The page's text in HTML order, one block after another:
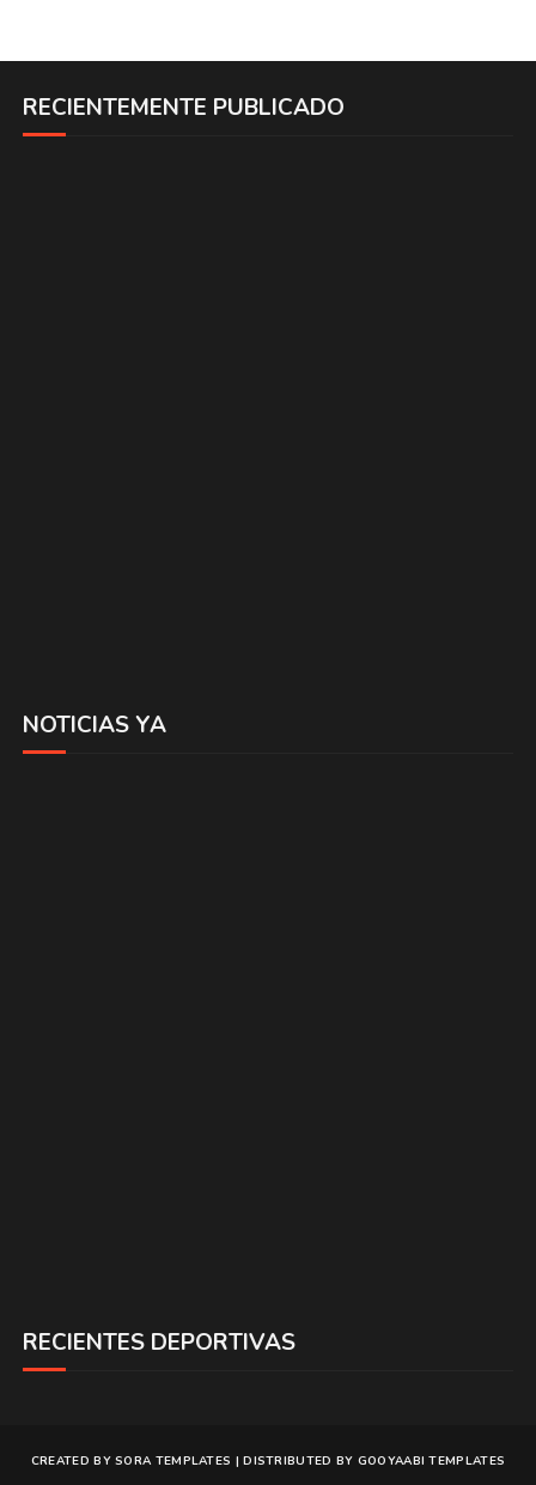
RECIENTEMENTE PUBLICADO
NOTICIAS YA
RECIENTES DEPORTIVAS
CREATED BYSORA TEMPLATES | DISTRIBUTED BY GOOYAABI TEMPLATES